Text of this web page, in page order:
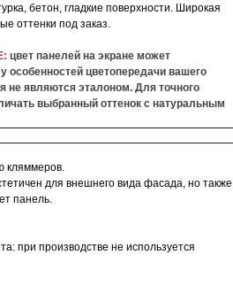
бетон, гладкие поверхности. Широкая
оттенки под заказ.
цвет панелей на экране может
особенностей цветопередачи вашего
не являются эталоном. Для точного
выбранный оттенок с натуральным
кляммеров.
для внешнего вида фасада, но также
панель.
при производстве не используется